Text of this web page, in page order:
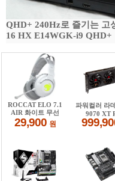
QHD+ 240Hz로 즐기는 고
16 HX E14WGK-i9 QHD+